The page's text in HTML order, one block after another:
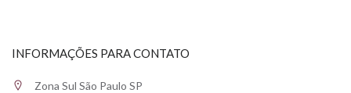
INFORMAÇÕES PARA CONTATO
Zona Sul São Paulo SP